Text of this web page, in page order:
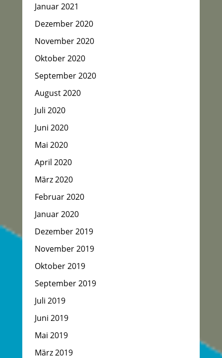
Januar 2021
Dezember 2020
November 2020
Oktober 2020
September 2020
August 2020
Juli 2020
Juni 2020
Mai 2020
April 2020
März 2020
Februar 2020
Januar 2020
Dezember 2019
November 2019
Oktober 2019
September 2019
Juli 2019
Juni 2019
Mai 2019
März 2019